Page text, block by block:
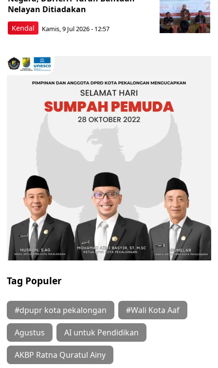
Kendal
Nelayan Ditiadakan
Kamis, 9 Jul 2026 - 12:57
Tag Populer
#dpupr kota pekalongan #Wali Kota Aaf
Agustus AI untuk Pendidikan
AKBP Ratna Quratul Ainy